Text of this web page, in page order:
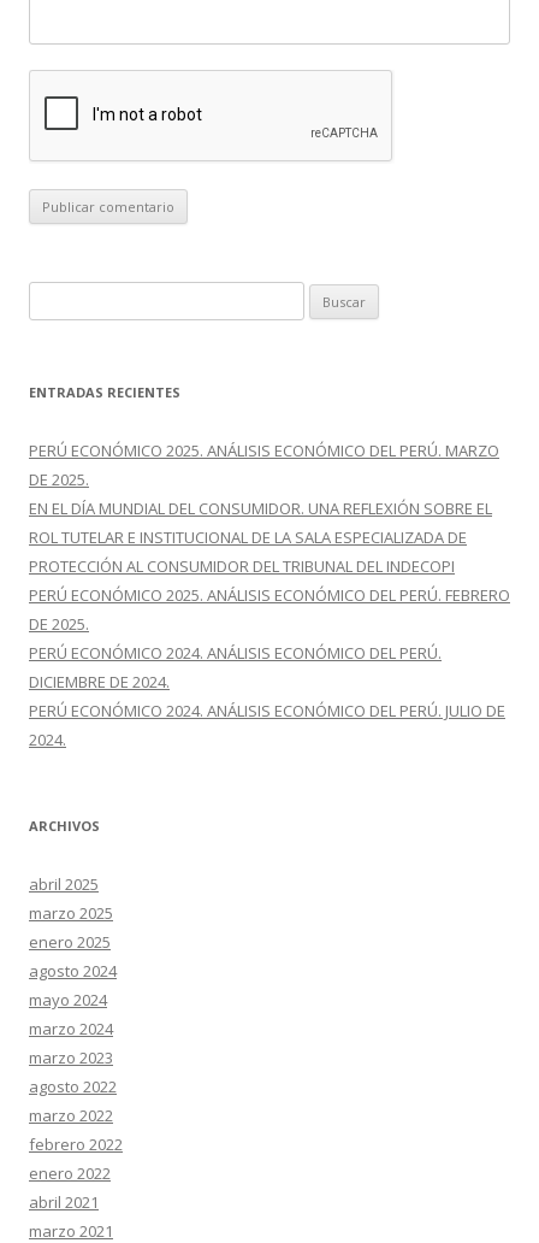
u
c
r
:
ENTRADAS RECIENTES
PERÚ ECONÓMICO 2025. ANÁLISIS ECONÓMICO DEL PERÚ. MARZO
DE 2025.
EN EL DÍA MUNDIAL DEL CONSUMIDOR. UNA REFLEXIÓN SOBRE EL
ROL TUTELAR E INSTITUCIONAL DE LA SALA ESPECIALIZADA DE
PROTECCIÓN AL CONSUMIDOR DEL TRIBUNAL DEL INDECOPI
PERÚ ECONÓMICO 2025. ANÁLISIS ECONÓMICO DEL PERÚ. FEBRERO
DE 2025.
PERÚ ECONÓMICO 2024. ANÁLISIS ECONÓMICO DEL PERÚ.
DICIEMBRE DE 2024.
PERÚ ECONÓMICO 2024. ANÁLISIS ECONÓMICO DEL PERÚ. JULIO DE
2024.
ARCHIVOS
abril 2025
marzo 2025
enero 2025
agosto 2024
mayo 2024
marzo 2024
marzo 2023
agosto 2022
marzo 2022
febrero 2022
enero 2022
abril 2021
marzo 2021